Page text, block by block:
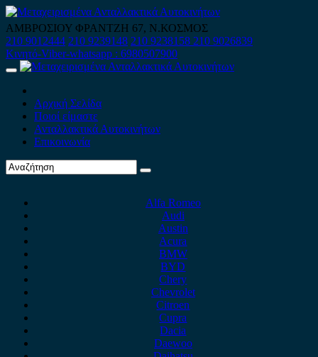
Skip
to
content
ΑΜΒΡΟΣΙΟΥ ΦΡΑΝΤΖΗ 67, Ν.ΚΟΣΜΟΣ
210 9012444 210 9239148 210 9238158 210 9026839
Κινητό-Viber-whatsapp : 6980507900
Primary
Αρχική Σελίδα
Ποιοί είμαστε
Ανταλλακτικά Αυτοκινήτων
Επικοινωνία
Alfa Romeo
Audi
Austin
Acura
BMW
BYD
Chery
Chevrolet
Citroen
Cupra
Dacia
Daewoo